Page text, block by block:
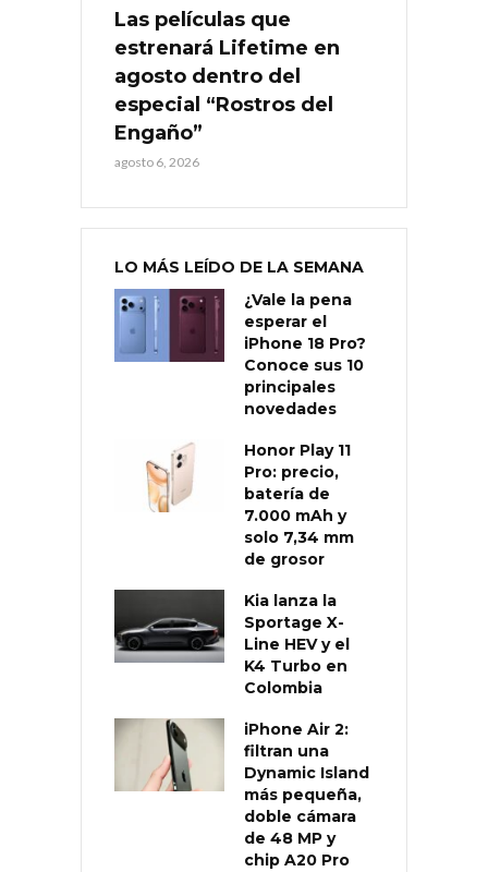
Las películas que
estrenará Lifetime en
agosto dentro del
especial “Rostros del
Engaño”
agosto 6, 2026
LO MÁS LEÍDO DE LA SEMANA
¿Vale la pena
esperar el
iPhone 18 Pro?
Conoce sus 10
principales
novedades
Honor Play 11
Pro: precio,
batería de
7.000 mAh y
solo 7,34 mm
de grosor
Kia lanza la
Sportage X-
Line HEV y el
K4 Turbo en
Colombia
iPhone Air 2:
filtran una
Dynamic Island
más pequeña,
doble cámara
de 48 MP y
chip A20 Pro